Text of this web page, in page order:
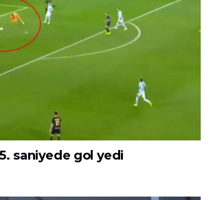
saniyede gol yedi